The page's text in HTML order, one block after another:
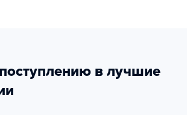
в лучшие